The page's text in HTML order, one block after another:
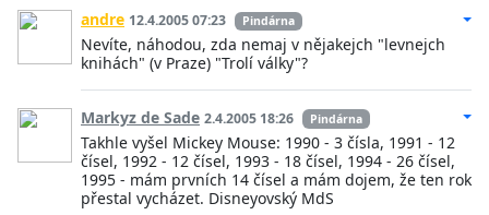
andre 12.4.2005 07:23 Pindárna
Nevíte, náhodou, zda nemaj v nějakejch "levnejch
knihách" (v Praze) "Trolí války"?
Markyz de Sade 2.4.2005 18:26 Pindárna
Takhle vyšel Mickey Mouse: 1990 - 3 čísla, 1991 - 12
čísel, 1992 - 12 čísel, 1993 - 18 čísel, 1994 - 26 čísel,
1995 - mám prvních 14 čísel a mám dojem, že ten rok
přestal vycházet. Disneyovský MdS